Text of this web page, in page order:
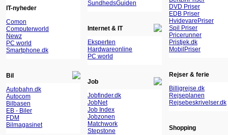
IT-nyheder
Comon
Computerworld
Newz
PC world
Smartphone.dk
Bil
Autobahn.dk
Autocom
Bilbasen
EB - Biler
FDM
Bilmagasinet
SundhedsGuiden
Internet & IT
Eksperten
Hardwareonline
PC world
Job
Jobfinder.dk
JobNet
Job Index
Jobzonen
Matchwork
Stepstone
DVD Priser
EDB Priser
HvidevarePriser
Spil Priser
Pricerunner
Pristjek.dk
MobilPriser
Rejser & ferie
Billigrejse.dk
Rejseplanen
Rejsebeskrivelser.dk
Shopping